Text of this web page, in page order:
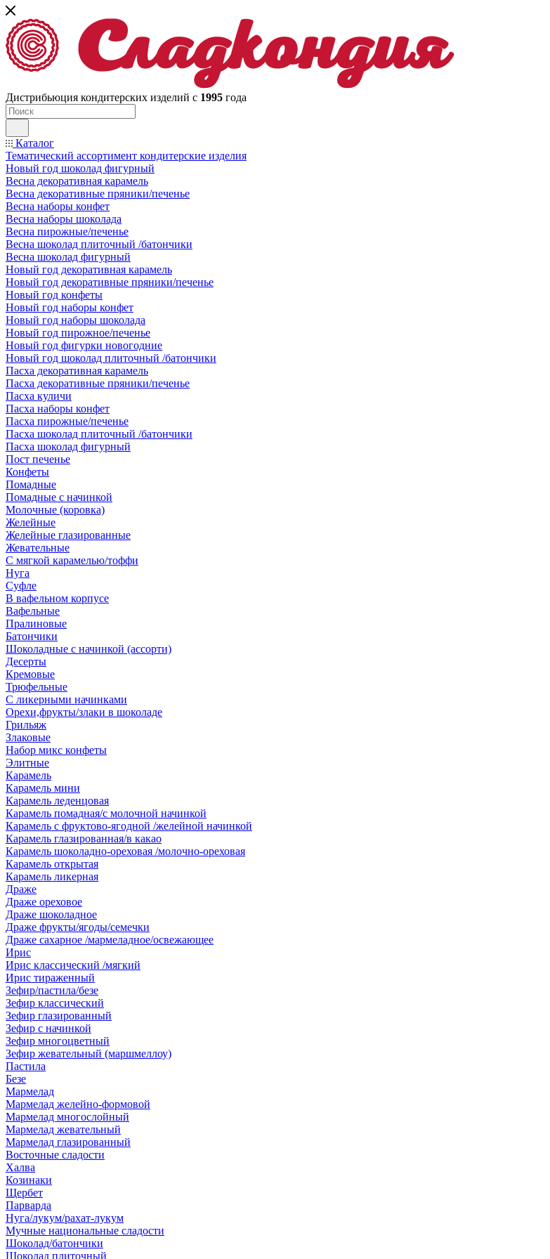
Дистрибьюция кондитерских изделий с 1995 года
Каталог
Тематический ассортимент кондитерские изделия
Новый год шоколад фигурный
Весна декоративная карамель
Весна декоративные пряники/печенье
Весна наборы конфет
Весна наборы шоколада
Весна пирожные/печенье
Весна шоколад плиточный /батончики
Весна шоколад фигурный
Новый год декоративная карамель
Новый год декоративные пряники/печенье
Новый год конфеты
Новый год наборы конфет
Новый год наборы шоколада
Новый год пирожное/печенье
Новый год фигурки новогодние
Новый год шоколад плиточный /батончики
Пасха декоративная карамель
Пасха декоративные пряники/печенье
Пасха куличи
Пасха наборы конфет
Пасха пирожные/печенье
Пасха шоколад плиточный /батончики
Пасха шоколад фигурный
Пост печенье
Конфеты
Помадные
Помадные с начинкой
Молочные (коровка)
Желейные
Желейные глазированные
Жевательные
С мягкой карамелью/тоффи
Нуга
Суфле
В вафельном корпусе
Вафельные
Пралиновые
Батончики
Шоколадные с начинкой (ассорти)
Десерты
Кремовые
Трюфельные
С ликерными начинками
Орехи,фрукты/злаки в шоколаде
Грильяж
Злаковые
Набор микс конфеты
Элитные
Карамель
Карамель мини
Карамель леденцовая
Карамель помадная/с молочной начинкой
Карамель с фруктово-ягодной /желейной начинкой
Карамель глазированная/в какао
Карамель шоколадно-ореховая /молочно-ореховая
Карамель открытая
Карамель ликерная
Драже
Драже ореховое
Драже шоколадное
Драже фрукты/ягоды/семечки
Драже сахарное /мармеладное/освежающее
Ирис
Ирис классический /мягкий
Ирис тираженный
Зефир/пастила/безе
Зефир классический
Зефир глазированный
Зефир с начинкой
Зефир многоцветный
Зефир жевательный (маршмеллоу)
Пастила
Безе
Мармелад
Мармелад желейно-формовой
Мармелад многослойный
Мармелад жевательный
Мармелад глазированный
Восточные сладости
Халва
Козинаки
Щербет
Парварда
Нуга/лукум/рахат-лукум
Мучные национальные сладости
Шоколад/батончики
Шоколад плиточный